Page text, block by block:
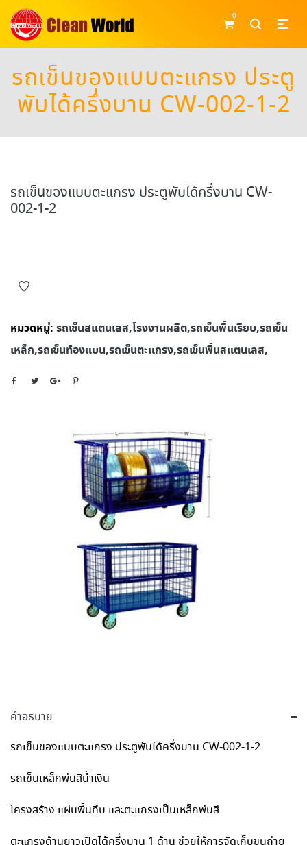
0
รถเข็นของแบบตะแกรง ประตู
พับได้ครึ่งบาน CW-002-1-2
รถเข็นของแบบตะแกรง ประตูพับได้ครึ่งบาน CW-
002-1-2
หมวดหมู่: รถเข็นสแตนเลส,โรงงานผลิต,รถเข็นพื้นเรียบ,รถเข็น
เหล็ก,รถเข็นท้องแบน,รถเข็นตะแกรง,รถเข็นพื้นสแตนเลส,
คำอธิบาย
รถเข็นของแบบตะแกรง ประตูพับได้ครึ่งบาน CW-002-1-2
รถเข็นเหล็กพ่นสีน้ำเงิน
โครงสร้าง แผ่นพื้นทึบ และตะแกรงเป็นเหล็กพ่นสี